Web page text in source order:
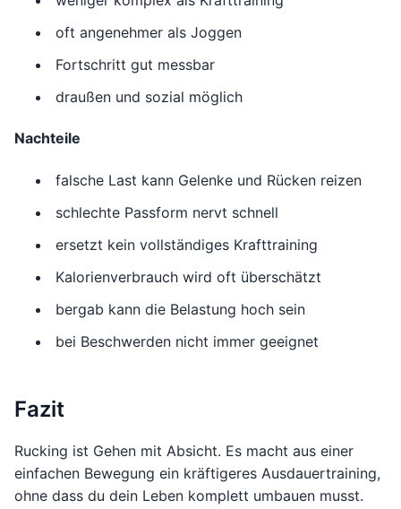
oft angenehmer als Joggen
Fortschritt gut messbar
draußen und sozial möglich
Nachteile
falsche Last kann Gelenke und Rücken reizen
schlechte Passform nervt schnell
ersetzt kein vollständiges Krafttraining
Kalorienverbrauch wird oft überschätzt
bergab kann die Belastung hoch sein
bei Beschwerden nicht immer geeignet
Fazit
Rucking ist Gehen mit Absicht. Es macht aus einer
einfachen Bewegung ein kräftigeres Ausdauertraining,
ohne dass du dein Leben komplett umbauen musst.